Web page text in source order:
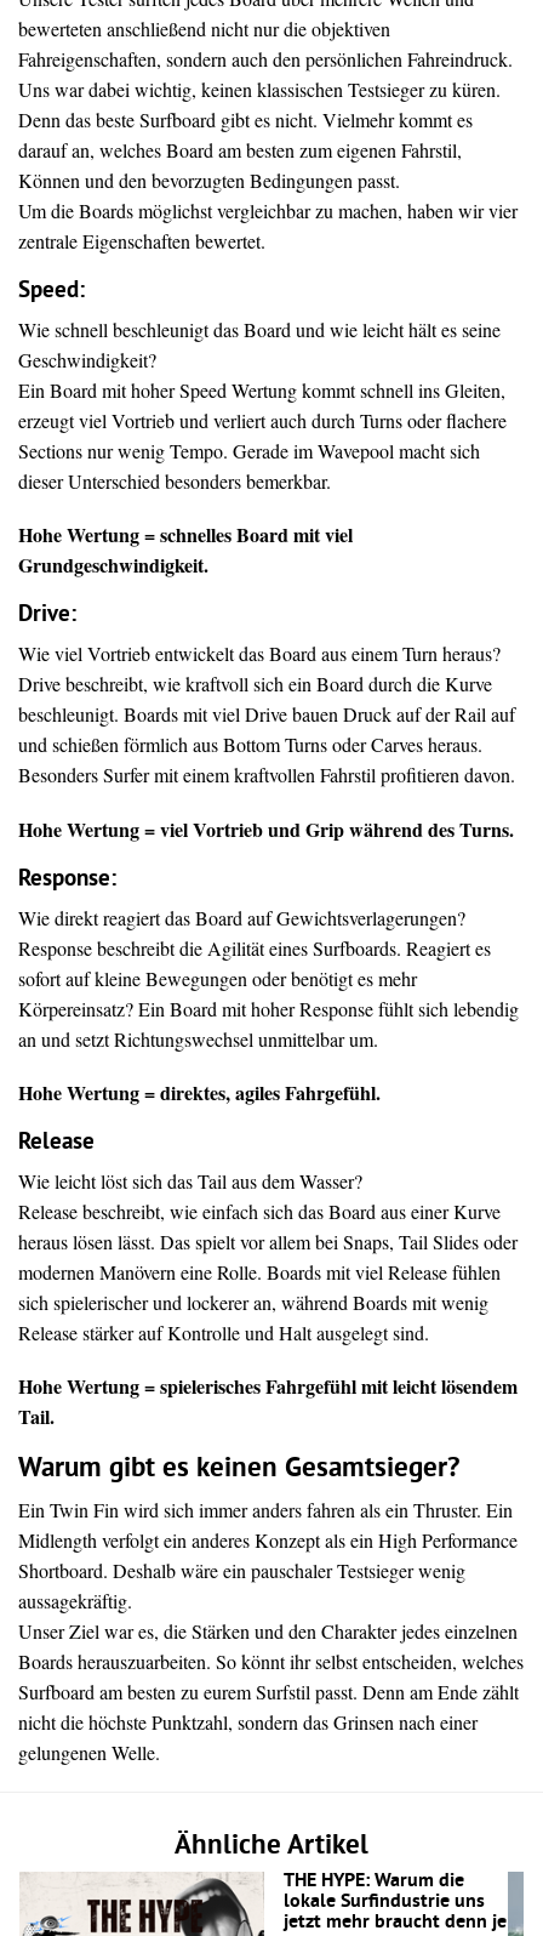
bewerteten anschließend nicht nur die objektiven
Fahreigenschaften, sondern auch den persönlichen Fahreindruck.
Uns war dabei wichtig, keinen klassischen Testsieger zu küren.
Denn das beste Surfboard gibt es nicht. Vielmehr kommt es
darauf an, welches Board am besten zum eigenen Fahrstil,
Können und den bevorzugten Bedingungen passt.
Um die Boards möglichst vergleichbar zu machen, haben wir vier
zentrale Eigenschaften bewertet.
Speed:
Wie schnell beschleunigt das Board und wie leicht hält es seine
Geschwindigkeit?
Ein Board mit hoher Speed Wertung kommt schnell ins Gleiten,
erzeugt viel Vortrieb und verliert auch durch Turns oder flachere
Sections nur wenig Tempo. Gerade im Wavepool macht sich
dieser Unterschied besonders bemerkbar.
Hohe Wertung = schnelles Board mit viel
Grundgeschwindigkeit.
Drive:
Wie viel Vortrieb entwickelt das Board aus einem Turn heraus?
Drive beschreibt, wie kraftvoll sich ein Board durch die Kurve
beschleunigt. Boards mit viel Drive bauen Druck auf der Rail auf
und schießen förmlich aus Bottom Turns oder Carves heraus.
Besonders Surfer mit einem kraftvollen Fahrstil profitieren davon.
Hohe Wertung = viel Vortrieb und Grip während des Turns.
Response:
Wie direkt reagiert das Board auf Gewichtsverlagerungen?
Response beschreibt die Agilität eines Surfboards. Reagiert es
sofort auf kleine Bewegungen oder benötigt es mehr
Körpereinsatz? Ein Board mit hoher Response fühlt sich lebendig
an und setzt Richtungswechsel unmittelbar um.
Hohe Wertung = direktes, agiles Fahrgefühl.
Release
Wie leicht löst sich das Tail aus dem Wasser?
Release beschreibt, wie einfach sich das Board aus einer Kurve
heraus lösen lässt. Das spielt vor allem bei Snaps, Tail Slides oder
modernen Manövern eine Rolle. Boards mit viel Release fühlen
sich spielerischer und lockerer an, während Boards mit wenig
Release stärker auf Kontrolle und Halt ausgelegt sind.
Hohe Wertung = spielerisches Fahrgefühl mit leicht lösendem
Tail.
Warum gibt es keinen Gesamtsieger?
Ein Twin Fin wird sich immer anders fahren als ein Thruster. Ein
Midlength verfolgt ein anderes Konzept als ein High Performance
Shortboard. Deshalb wäre ein pauschaler Testsieger wenig
aussagekräftig.
Unser Ziel war es, die Stärken und den Charakter jedes einzelnen
Boards herauszuarbeiten. So könnt ihr selbst entscheiden, welches
Surfboard am besten zu eurem Surfstil passt. Denn am Ende zählt
nicht die höchste Punktzahl, sondern das Grinsen nach einer
gelungenen Welle.
Ähnliche Artikel
THE HYPE: Warum die
lokale Surfindustrie uns
jetzt mehr braucht denn je